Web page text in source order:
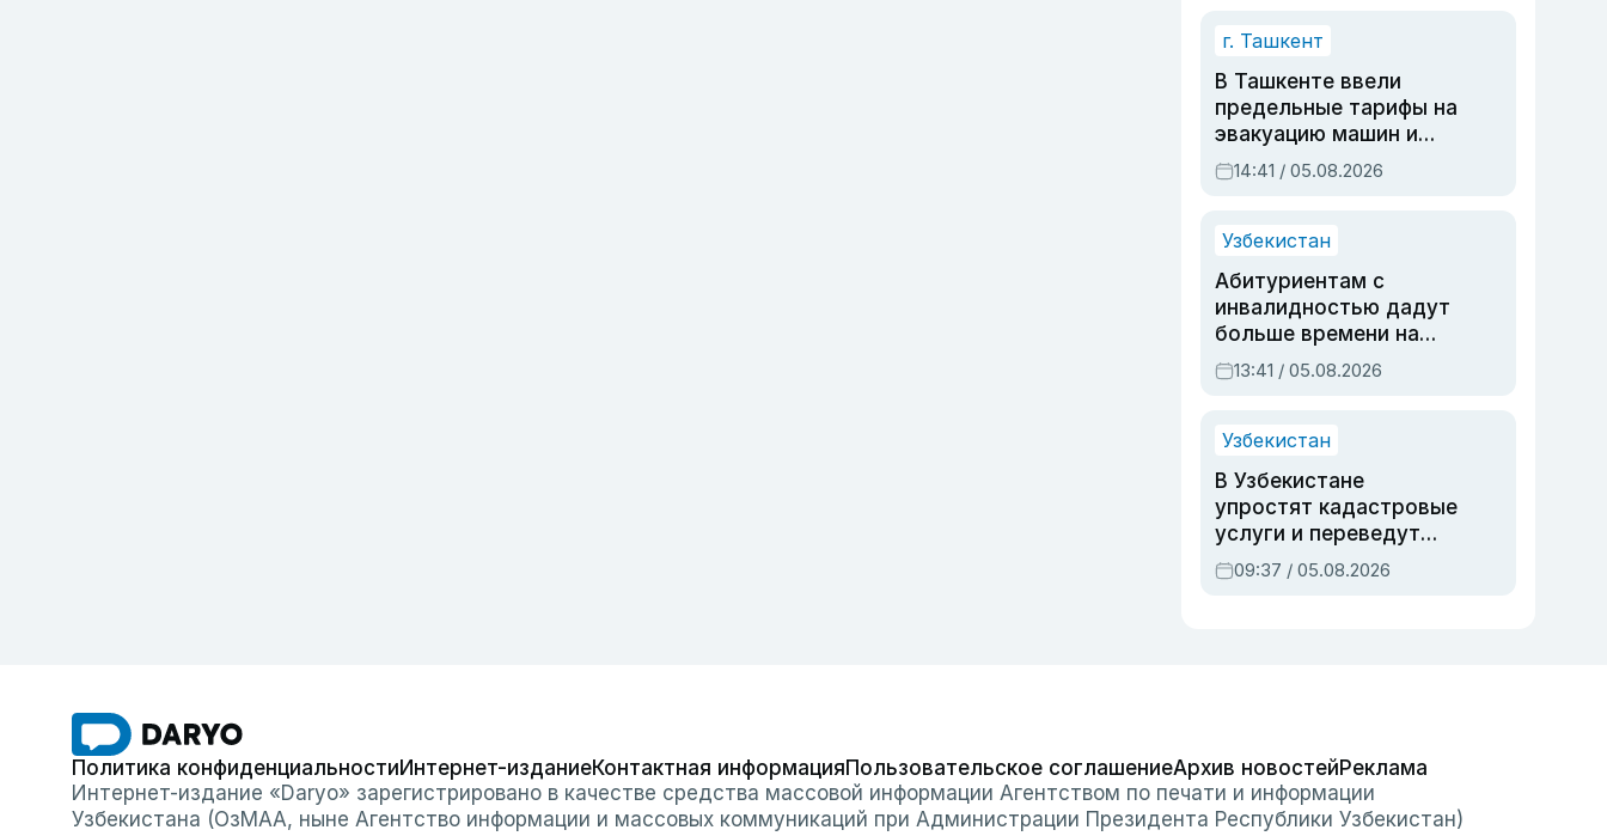
г. Ташкент
В Ташкенте ввели
предельные тарифы на
эвакуацию машин и
штрафстоянки
14:41 / 05.08.2026
Узбекистан
Абитуриентам с
инвалидностью дадут
больше времени на
вступительных
экзаменах
13:41 / 05.08.2026
Узбекистан
В Узбекистане
упростят кадастровые
услуги и переведут
регистрацию
недвижимости в
09:37 / 05.08.2026
Политика конфиденциальностиИнтернет-изданиеКонтактная информацияПользовательское соглашениеАрхив новостейРеклама
Интернет-издание «Daryo» зарегистрировано в качестве средства массовой информации Агентством по печати и информации
Узбекистана (ОзМАА, ныне Агентство информации и массовых коммуникаций при Администрации Президента Республики Узбекистан)